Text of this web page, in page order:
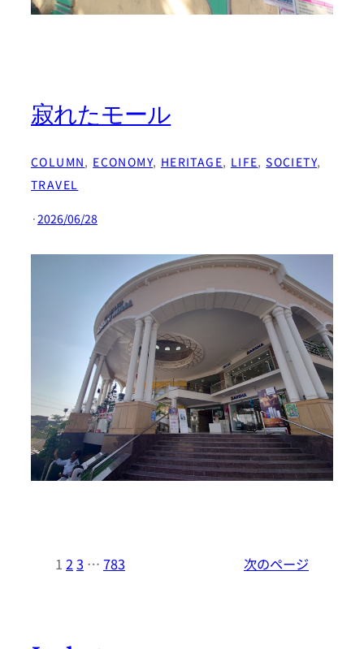
寂れたモール
COLUMN, ECONOMY, HERITAGE, LIFE, SOCIETY
TRAVEL
·2026/06/28
1 2 3 … 783 次のページ